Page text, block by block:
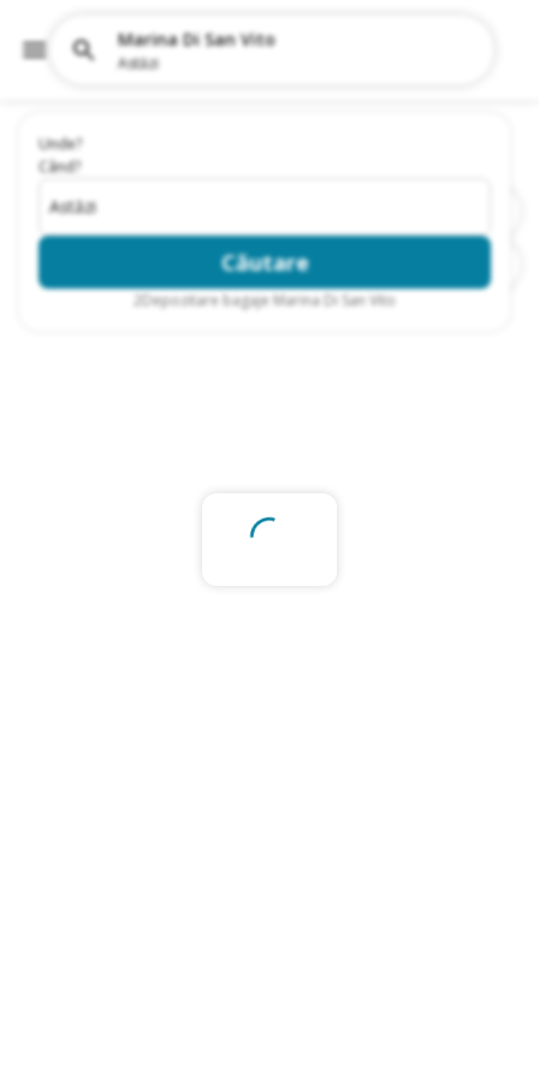
Unde?
Când?
Astăzi
Căutare
Depozitare bagaje Marina Di San Vito
Marina Di San Vito
Astăzi